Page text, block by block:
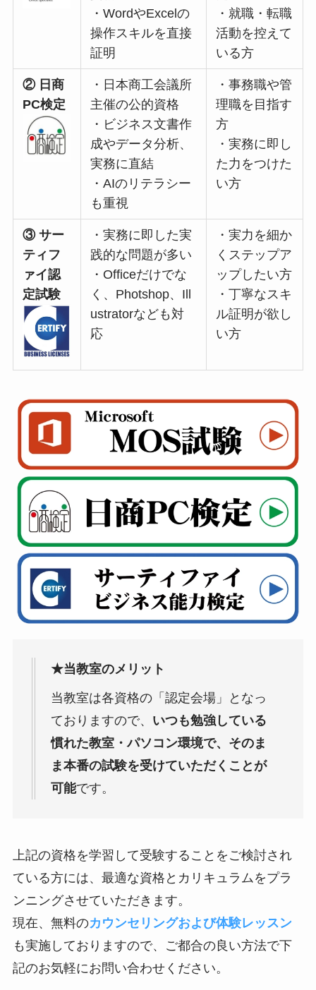
・WordやExcelの
操作スキルを直接
証明
・就職・転職
活動を控えて
いる方
② 日商
PC検定
・日本商工会議所
主催の公的資格
・ビジネス文書作
成やデータ分析、
実務に直結
・AIのリテラシー
も重視
・事務職や管
理職を目指す
方
・実務に即し
た力をつけた
い方
③ サー
ティフ
ァイ認
定試験
・実務に即した実
践的な問題が多い
・Officeだけでな
く、Photshop、Ill
ustratorなども対
応
・実力を細か
くステップア
ップしたい方
・丁寧なスキ
ル証明が欲し
い方
★当教室のメリット
当教室は各資格の「認定会場」となっ
ておりますので、 いつも勉強している
慣れた教室・パソコン環境で、そのま
ま本番の試験を受けていただくことが
可能です。
上記の資格を学習して受験することをご検討され
ている方には、最適な資格とカリキュラムをプラ
ンニングさせていただきます。
現在、無料のカウンセリングおよび体験レッスン
も実施しておりますので、ご都合の良い方法で下
記のお気軽にお問い合わせください。